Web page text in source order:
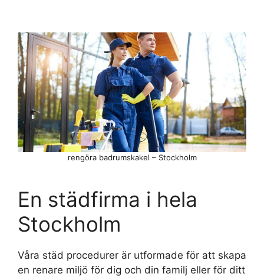
En städfirma i hela
Stockholm
Våra städ procedurer är utformade för att skapa
en renare miljö för dig och din familj eller för ditt
rengöra badrumskakel – Stockholm